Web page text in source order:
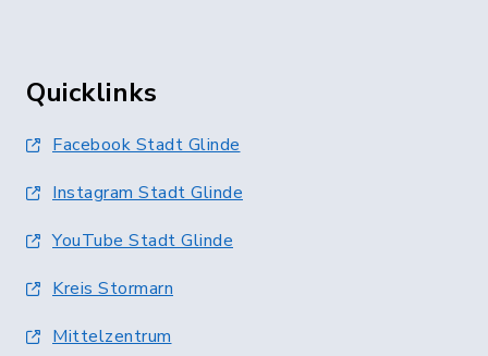
Quicklinks
Facebook Stadt Glinde
Instagram Stadt Glinde
YouTube Stadt Glinde
Kreis Stormarn
Mittelzentrum